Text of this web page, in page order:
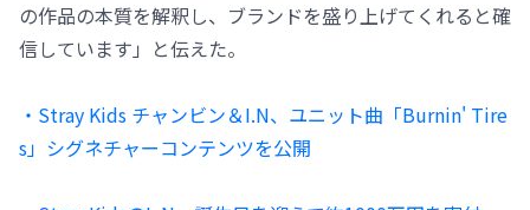
の作品の本質を解釈し、ブランドを盛り上げてくれると確
信しています」と伝えた。
・Stray Kids チャンビン＆I.N、ユニット曲「Burnin' Tire
s」シグネチャーコンテンツを公開